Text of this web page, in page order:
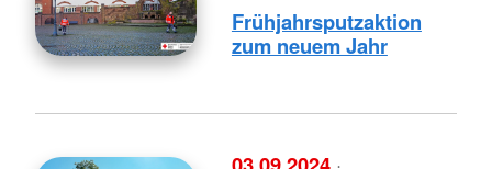
Frühjahrsputzaktion
zum neuem Jahr